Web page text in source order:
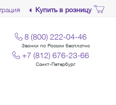
Купить в розницу
8 (800) 222-04-46
Звонки по России бесплатно
+7 (812) 676-23-66
Санкт-Петербург